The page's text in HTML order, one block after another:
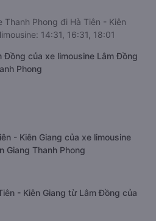
Thanh Phong đi Hà Tiên - Kiên
14:31, 16:31, 18:01
của xe limousine Lâm Đồng
Phong
- Kiên Giang của xe limousine
Giang Thanh Phong
- Kiên Giang từ Lâm Đồng của